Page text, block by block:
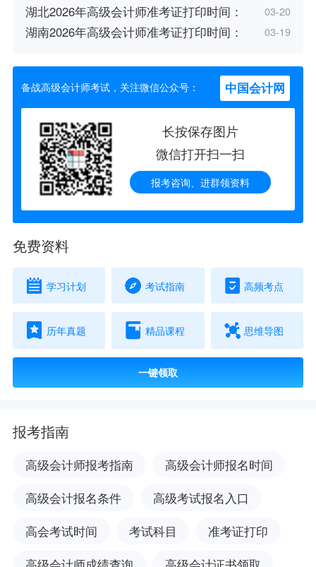
湖北2026年高级会计师准考证打印时间： 03-20
湖南2026年高级会计师准考证打印时间： 03-19
备战高级会计师考试，关注微信公众号： 中国会计网
长按保存图片
微信打开扫一扫
报考咨询、进群领资料
免费资料
学习计划 考试指南 高频考点
历年真题 精品课程 思维导图
一键领取
报考指南
高级会计师报考指南
高级会计师报名时间
高级会计报名条件
高级考试报名入口
高会考试时间
考试科目
准考证打印